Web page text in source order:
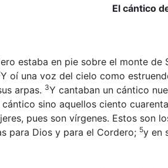
El cántico
estaba en pie sobre el monte
Y oí una voz del cielo como
arpas. 3Y cantaban un cántico
sino aquellos ciento
pues son vírgenes. Estos son
para Dios y para el Cordero; 5y en